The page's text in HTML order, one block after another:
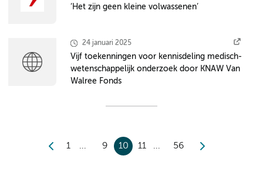
‘Het zijn geen kleine volwassenen’
24 januari 2025
Vijf toekenningen voor kennisdeling medisch-
wetenschappelijk onderzoek door KNAW Van
Walree Fonds
1 9 10 11 56